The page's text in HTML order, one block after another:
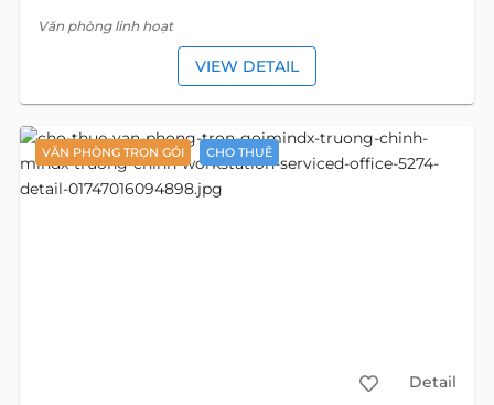
Văn phòng linh hoạt
VIEW DETAIL
VĂN PHÒNG TRỌN GÓI CHO THUÊ
Detail